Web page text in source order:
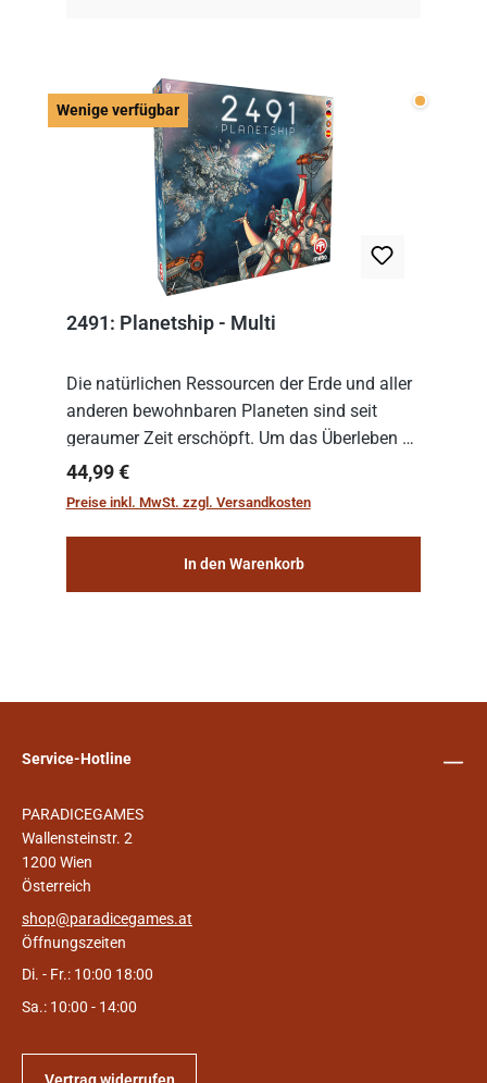
Wenige verfügbar Wenige
2491: Planetship - Multi
Die natürlichen Ressourcen der Erde und aller
anderen bewohnbaren Planeten sind seit
geraumer Zeit erschöpft. Um das Überleben zu
sichern, wurden die sogenannten
„Weltenschiffe“ gebaut. Auf diesen
Regulärer Preis:
44,99 €
Preise inkl. MwSt. zzgl. Versandkosten
In den Warenkorb
Service-Hotline
PARADICEGAMES
Wallensteinstr. 2
1200 Wien
Österreich
shop@paradicegames.at
Öffnungszeiten
Di. - Fr.: 10:00 18:00
Sa.: 10:00 - 14:00